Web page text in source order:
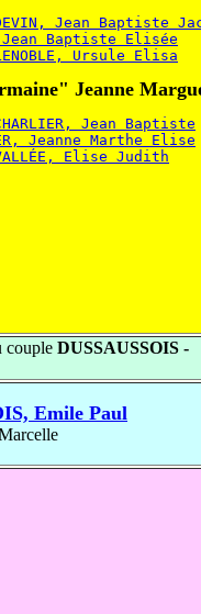
Jean Baptiste
Jean Baptiste Elisée
Ursule Elisa
Jeanne
Jean Baptiste
Jeanne Marthe Elise
Elise Judith
couple DUSSAUSSOIS -
Emile Paul